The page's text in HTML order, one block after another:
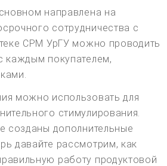
направлена на
сотрудничества с
СРМ УрГУ можно проводить
каждым покупателем,
можно использовать для
стимулирования.
созданы дополнительные
давайте рассмотрим, как
работу продуктовой